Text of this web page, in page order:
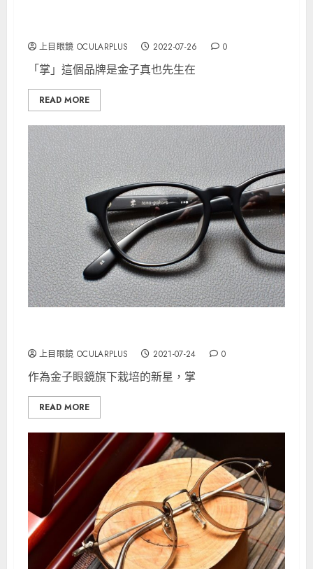
上目眼鏡 OCULARPLUS 2022-07-26 0
「掌」這個品牌是金子真也先生在
READ MORE
上目眼鏡 OCULARPLUS 2021-07-24 0
作為金子眼鏡旗下栽培的新星，掌
READ MORE